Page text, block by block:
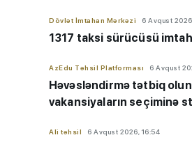
Dövlət İmtahan Mərkəzi 6 Avqust
1317 taksi sürücüsü
AzEdu Təhsil Platforması 6 Avqust
Həvəsləndirmə tətbiq
vakansiyaların seçiminə
Ali təhsil 6 Avqust 2026, 16:54